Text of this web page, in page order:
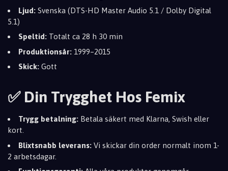
Ljud: Svenska (DTS-HD Master Audio 5.1 / Dolby Digital
5.1)
Speltid: Totalt ca 28 h 30 min
Produktionsår: 1999–2015
Skick: Gott
✅ Din Trygghet Hos Femix
Trygg betalning: Betala säkert med Klarna, Swish eller
kort.
Blixtsnabb leverans: Vi skickar din order normalt inom 1-
2 arbetsdagar.